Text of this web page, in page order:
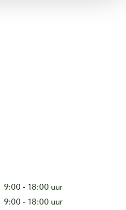
9:00 - 18:00 uur
9:00 - 18:00 uur